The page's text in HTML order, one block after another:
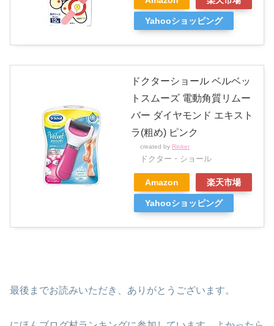
Yahooショッピング
ドクターショール ベルベッ
トスムーズ 電動角質リムー
バー ダイヤモンド エキスト
ラ(粗め) ピンク
created by Rinker
ドクター・ショール
Amazon 楽天市場
Yahooショッピング
最後までお読みいただき、ありがとうございます。